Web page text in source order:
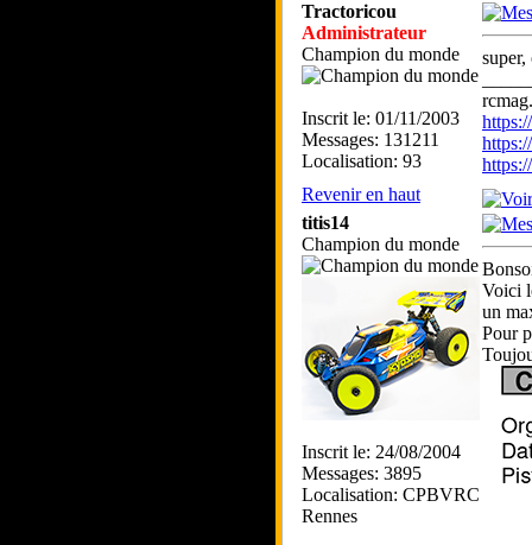
Tractoricou
Administrateur
Champion du monde
Inscrit le: 01/11/2003
Messages: 131211
Localisation: 93
Revenir en haut
titis14
Champion du monde
Inscrit le: 24/08/2004
Messages: 3895
Localisation: CPBVRC
Rennes
Voici
un
Pour